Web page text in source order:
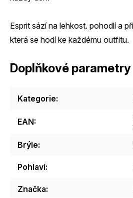
Esprit sází na lehkost. pohodlí a
která se hodí ke každému outfitu.
Doplňkové parametry
Kategorie:
EAN:
Brýle:
Pohlaví:
Značka: